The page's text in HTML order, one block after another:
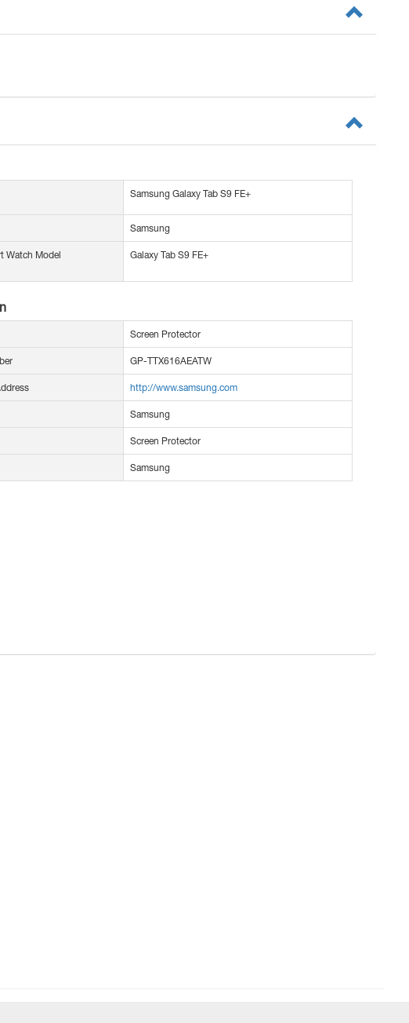
Samsung Galaxy Tab S9 FE+
Samsung
Watch Model
Galaxy Tab S9 FE+
Screen Protector
GP-TTX616AEATW
http://www.samsung.com
Samsung
Screen Protector
Samsung